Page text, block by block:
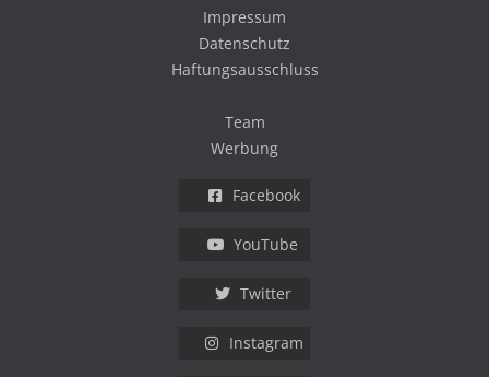
Impressum
Datenschutz
Haftungsausschluss
Team
Werbung
Facebook
YouTube
Twitter
Instagram